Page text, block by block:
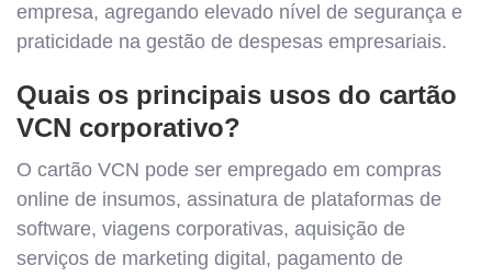
empresa, agregando elevado nível de segurança e
praticidade na gestão de despesas empresariais.
Quais os principais usos do cartão
VCN corporativo?
O cartão VCN pode ser empregado em compras
online de insumos, assinatura de plataformas de
software, viagens corporativas, aquisição de
serviços de marketing digital, pagamento de